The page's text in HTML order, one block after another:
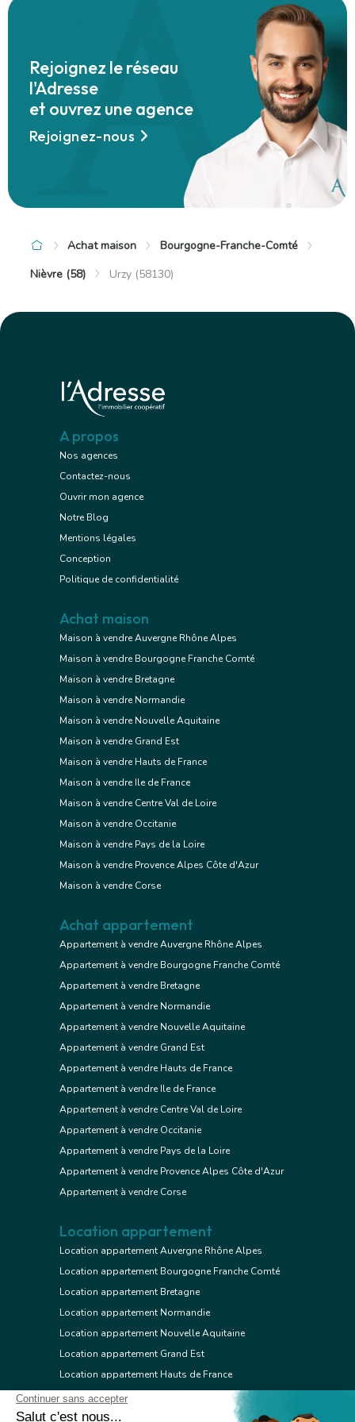
Rejoignez le réseau
l'Adresse
et ouvrez une agence
Rejoignez-nous
Achat maison
Bourgogne-Franche-Comté
Nièvre (58)
Urzy (58130)
A propos
Nos agences
Contactez-nous
Ouvrir mon agence
Notre Blog
Mentions légales
Conception
Politique de confidentialité
Achat maison
Maison à vendre Auvergne Rhône Alpes
Maison à vendre Bourgogne Franche Comté
Maison à vendre Bretagne
Maison à vendre Normandie
Maison à vendre Nouvelle Aquitaine
Maison à vendre Grand Est
Maison à vendre Hauts de France
Maison à vendre Ile de France
Maison à vendre Centre Val de Loire
Maison à vendre Occitanie
Maison à vendre Pays de la Loire
Maison à vendre Provence Alpes Côte d'Azur
Maison à vendre Corse
Achat appartement
Appartement à vendre Auvergne Rhône Alpes
Appartement à vendre Bourgogne Franche Comté
Appartement à vendre Bretagne
Appartement à vendre Normandie
Appartement à vendre Nouvelle Aquitaine
Appartement à vendre Grand Est
Appartement à vendre Hauts de France
Appartement à vendre Ile de France
Appartement à vendre Centre Val de Loire
Appartement à vendre Occitanie
Appartement à vendre Pays de la Loire
Appartement à vendre Provence Alpes Côte d'Azur
Appartement à vendre Corse
Location appartement
Location appartement Auvergne Rhône Alpes
Location appartement Bourgogne Franche Comté
Location appartement Bretagne
Location appartement Normandie
Location appartement Nouvelle Aquitaine
Location appartement Grand Est
Location appartement Hauts de France
Location appartement Ile de France
Location appartement Centre Val de Loire